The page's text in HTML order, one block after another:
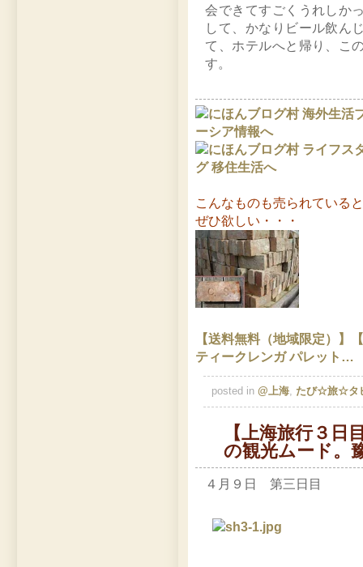
会できてすごくうれしか
して、かなりビール飲ん
て、ホテルへと帰り、こ
す。
こんなものも売られている
ぜひ欲しい・・・
【送料無料（地域限定）】
ティークレンガ パレット…
posted in @上海, たび☆旅☆タ
【上海旅行３
の観光ムード。
４月９日 第三日目